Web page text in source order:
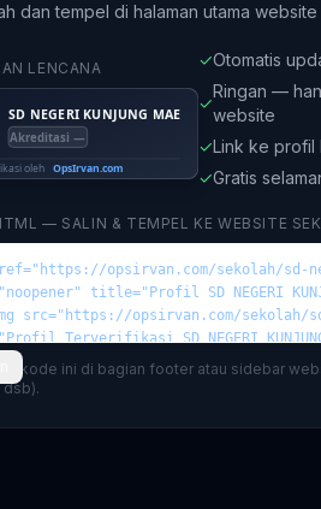
dan tempel di halaman utama
LENCANA ✓Otomatis
✓
Ringan —
website
✓Link ke profil
✓Gratis
— SALIN & TEMPEL KE WEBSITE
kode ini di bagian footer atau sidebar
dsb).